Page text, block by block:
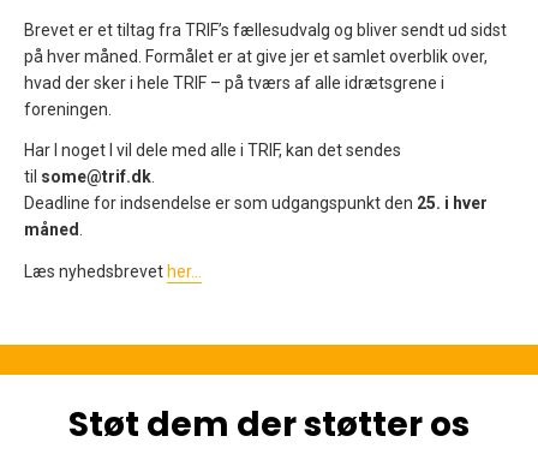
Brevet er et tiltag fra TRIF’s fællesudvalg og bliver sendt ud sidst
på hver måned. Formålet er at give jer et samlet overblik over,
hvad der sker i hele TRIF – på tværs af alle idrætsgrene i
foreningen.
Har I noget I vil dele med alle i TRIF, kan det sendes
til some@trif.dk.
Deadline for indsendelse er som udgangspunkt den 25. i hver
måned.
Læs nyhedsbrevet her...
Støt dem der støtter os